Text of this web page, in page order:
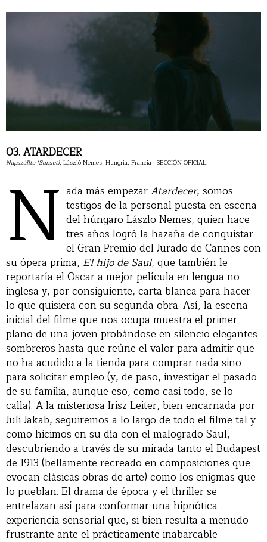
03. ATARDECER
Napszállta (Sunset), László Nemes, Hungría, Francia | SECCIÓN OFICIAL.
N ada más empezarAtardecer, somos
testigos de la personal puesta en escena
del húngaro Lászlo Nemes, quien hace
tres años logró la hazaña de conquistar
el Gran Premio del Jurado de Cannes con
su ópera prima, El hijo de Saul, que también le
reportaría el Oscar a mejor película en lengua no
inglesa y, por consiguiente, carta blanca para hacer
lo que quisiera con su segunda obra. Así, la escena
inicial del filme que nos ocupa muestra el primer
plano de una joven probándose en silencio elegantes
sombreros hasta que reúne el valor para admitir que
no ha acudido a la tienda para comprar nada sino
para solicitar empleo (y, de paso, investigar el pasado
de su familia, aunque eso, como casi todo, se lo
calla). A la misteriosa Irisz Leiter, bien encarnada por
Juli Jakab, seguiremos a lo largo de todo el filme tal y
como hicimos en su día con el malogrado Saul,
descubriendo a través de su mirada tanto el Budapest
de 1913 (bellamente recreado en composiciones que
evocan clásicas obras de arte) como los enigmas que
lo pueblan. El drama de época y el thriller se
entrelazan así para conformar una hipnótica
experiencia sensorial que, si bien resulta a menudo
frustrante ante el prácticamente inabarcable